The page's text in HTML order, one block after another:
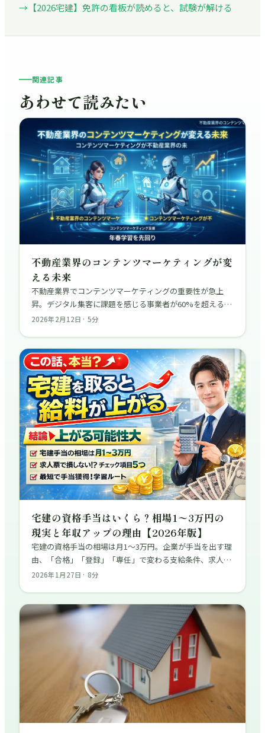
→ 【2026宅建】免許の看板が読めると、試験が解ける
関連記事
あわせて読みたい
不動産業界のコンテンツマーケティングが変
える未来
不動産業界でコンテンツマーケティングの重要性が急上
昇。デジタル集客に課題を感じる事業者が60%を超える
中、効果的な戦略で顧客獲得コスト30%削減を実現する企
2026年2月12日 · 5分
宅建の資格手当はいくら？相場1〜3万円の
現実と年収アップの理由【2026年版】
宅建の資格手当の相場は月1〜3万円。企業が手当を出す理
由、「合格」「登録」「専任」で変わる支給条件、求人票
チェックリスト5つ、最短で手当を取りに行く学習ルート
2026年1月27日 · 8分